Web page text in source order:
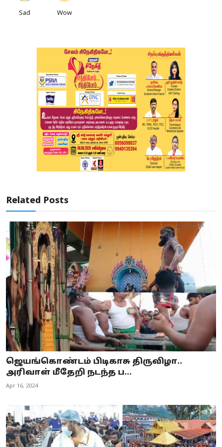
Sad Wow
Related Posts
ஜெயங்கொண்டம் பிடிகாசு திருவிழா..
அரிவாள் மீதேறி நடந்த ப...
Apr 16, 2024